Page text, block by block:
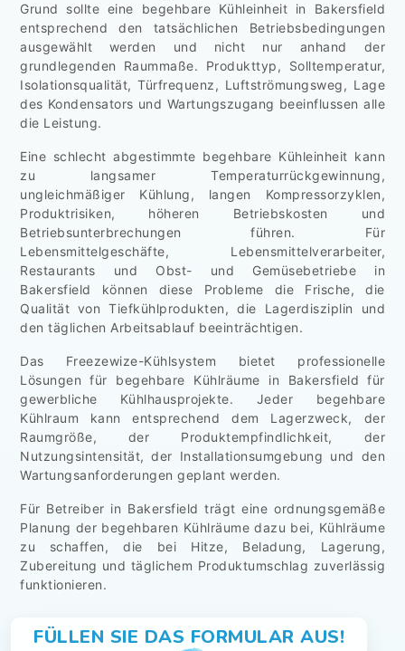
Grund sollte eine begehbare Kühleinheit in Bakersfield
entsprechend den tatsächlichen Betriebsbedingungen
ausgewählt werden und nicht nur anhand der
grundlegenden Raummaße. Produkttyp, Solltemperatur,
Isolationsqualität, Türfrequenz, Luftströmungsweg, Lage
des Kondensators und Wartungszugang beeinflussen alle
die Leistung.
Eine schlecht abgestimmte begehbare Kühleinheit kann
zu langsamer Temperaturrückgewinnung,
ungleichmäßiger Kühlung, langen Kompressorzyklen,
Produktrisiken, höheren Betriebskosten und
Betriebsunterbrechungen führen. Für
Lebensmittelgeschäfte, Lebensmittelverarbeiter,
Restaurants und Obst- und Gemüsebetriebe in
Bakersfield können diese Probleme die Frische, die
Qualität von Tiefkühlprodukten, die Lagerdisziplin und
den täglichen Arbeitsablauf beeinträchtigen.
Das Freezewize-Kühlsystem bietet professionelle
Lösungen für begehbare Kühlräume in Bakersfield für
gewerbliche Kühlhausprojekte. Jeder begehbare
Kühlraum kann entsprechend dem Lagerzweck, der
Raumgröße, der Produktempfindlichkeit, der
Nutzungsintensität, der Installationsumgebung und den
Wartungsanforderungen geplant werden.
Für Betreiber in Bakersfield trägt eine ordnungsgemäße
Planung der begehbaren Kühlräume dazu bei, Kühlräume
zu schaffen, die bei Hitze, Beladung, Lagerung,
Zubereitung und täglichem Produktumschlag zuverlässig
funktionieren.
FÜLLEN SIE DAS FORMULAR AUS!